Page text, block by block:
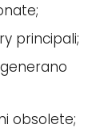
principali;
obsolete;